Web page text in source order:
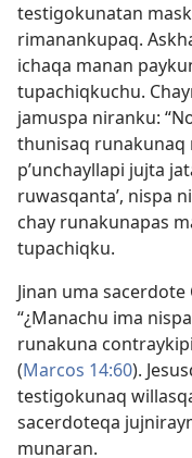
testigokunatan
rimanankupaq.
ichaqa manan
tupachiqkuchu.
jamuspa niranku:
thunisaq runakunaq
p’unchayllapi jujta
ruwasqanta’, nispa
chay runakunapas
tupachiqku.
Jinan uma sacerdote
“¿Manachu ima
runakuna
(Marcos 14:60).
testigokunaq
sacerdoteqa
munaran.